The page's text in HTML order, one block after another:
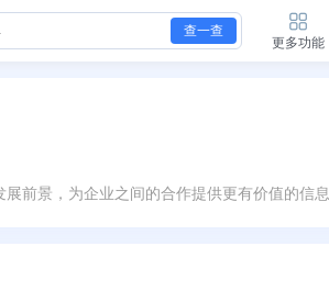
查一查
更多功能
前景，为企业之间的合作提供更有价值的信息